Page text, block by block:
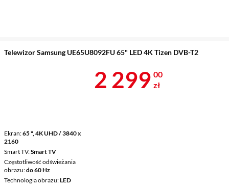
Telewizor Samsung UE65U8092FU 65" LED 4K Tizen DVB-T2
Ekran 65 ", 4K UHD / 3840 x
2160
Smart TV Smart TV
Częstotliwość odświeżania
obrazu do 60 Hz
Technologia obrazu LED
Cena 2 299 zł
2 299 00
zł